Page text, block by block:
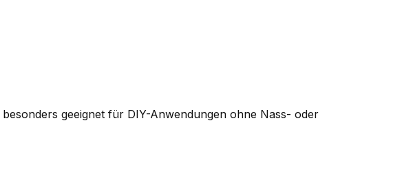
geeignet für DIY-Anwendungen ohne Nass- oder